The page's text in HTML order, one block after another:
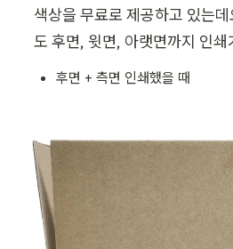
색상을 무료로 제공하고 있는
도 후면, 윗면, 아랫면까지 인쇄
후면 + 측면 인쇄했을 때